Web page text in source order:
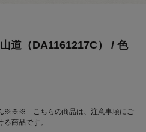
道（DA1161217C） / 色
※※※ こちらの商品は、注意事項にご
商品です。